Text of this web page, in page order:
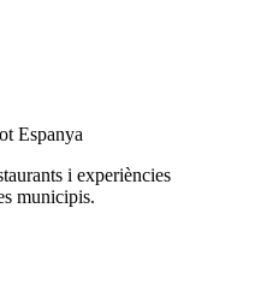
Espanya
i experiències
municipis.